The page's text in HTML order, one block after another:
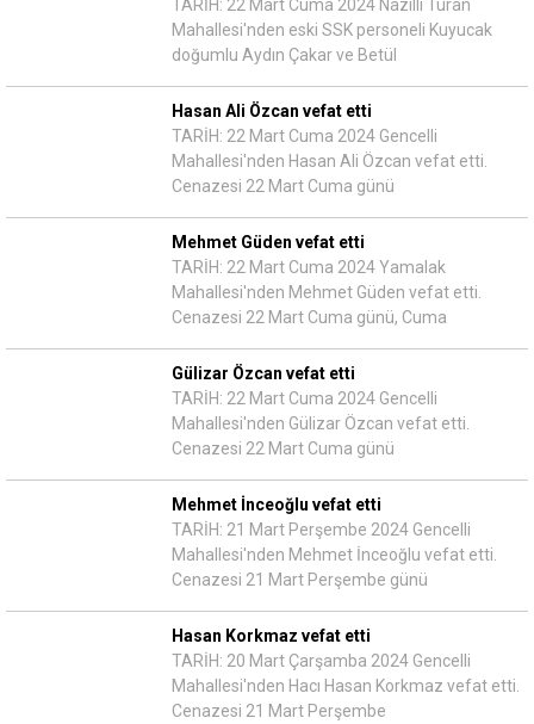
TARİH: 22 Mart Cuma 2024 Nazilli Turan
Mahallesi'nden eski SSK personeli Kuyucak
doğumlu Aydın Çakar ve Betül
Hasan Ali Özcan vefat etti
TARİH: 22 Mart Cuma 2024 Gencelli
Mahallesi'nden Hasan Ali Özcan vefat etti.
Cenazesi 22 Mart Cuma günü
Mehmet Güden vefat etti
TARİH: 22 Mart Cuma 2024 Yamalak
Mahallesi'nden Mehmet Güden vefat etti.
Cenazesi 22 Mart Cuma günü, Cuma
Gülizar Özcan vefat etti
TARİH: 22 Mart Cuma 2024 Gencelli
Mahallesi'nden Gülizar Özcan vefat etti.
Cenazesi 22 Mart Cuma günü
Mehmet İnceoğlu vefat etti
TARİH: 21 Mart Perşembe 2024 Gencelli
Mahallesi'nden Mehmet İnceoğlu vefat etti.
Cenazesi 21 Mart Perşembe günü
Hasan Korkmaz vefat etti
TARİH: 20 Mart Çarşamba 2024 Gencelli
Mahallesi'nden Hacı Hasan Korkmaz vefat etti.
Cenazesi 21 Mart Perşembe